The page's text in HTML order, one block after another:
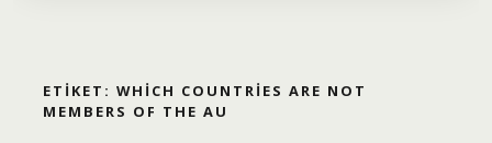
ETIKET: WHICH COUNTRIES ARE NOT
MEMBERS OF THE AU